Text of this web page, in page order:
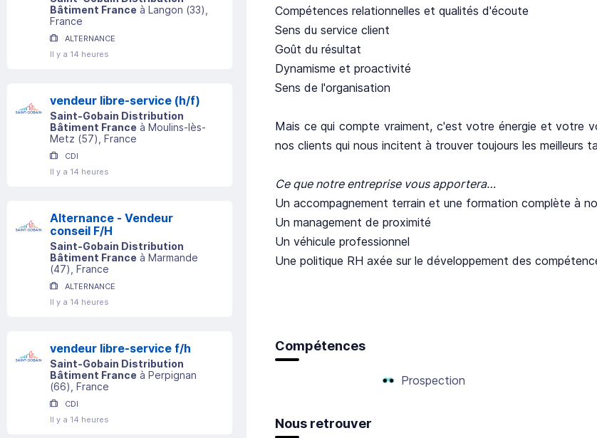
Bâtiment France à Langon (33)
France
ALTERNANCE
Il y a 14 heures
vendeur libre-service (h/f)
Saint-Gobain Distribution
Bâtiment France à Moulins-lès-
Metz (57) , France
CDI
Il y a 14 heures
Alternance - Vendeur
conseil F/H
Saint-Gobain Distribution
Bâtiment France à Marmande
(47) , France
ALTERNANCE
Il y a 14 heures
vendeur libre-service f/h
Saint-Gobain Distribution
Bâtiment France à Perpignan
(66) , France
CDI
Il y a 14 heures
Compétences relationnelles et qualités d'écoute
Sens du service client
Goût du résultat
Dynamisme et proactivité
Sens de l'organisation
Mais ce qui compte vraiment, c'est votre énergie et votre
nos clients qui nous incitent à trouver toujours les meilleurs
Ce que notre entreprise vous apportera…
Un accompagnement terrain et une formation complète à
Un management de proximité
Un véhicule professionnel
Une politique RH axée sur le développement des
Compétences
Prospection
Nous retrouver